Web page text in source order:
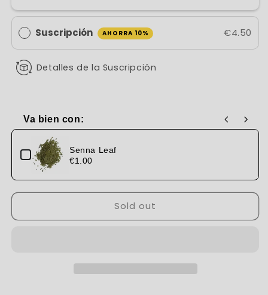
Suscripción AHORRA 10% €4.50
Detalles de la Suscripción
Va bien con:
Use the Previous and Next buttons to navigate through
Senna Leaf
€1.00
Sold out